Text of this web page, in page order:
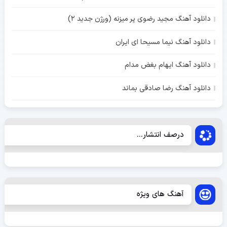
دانلود آهنگ مجید رضوی پر میزنه (ورژن جدید 2)
دانلود آهنگ نیما مسیحا ای ایران
دانلود آهنگ ایهام بغض مدام
دانلود آهنگ رضا صادقی بماند
درصف انتشار...
آهنگ های ویژه